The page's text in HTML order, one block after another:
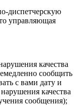
диспетчерскую
управляющая
качества
сообщить
с вами дату и
качества
сообщения);